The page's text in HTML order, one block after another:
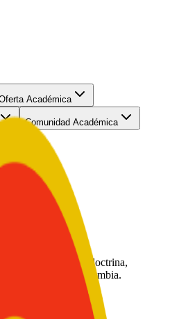
Académica
Comunidad Académica
Formación, doctrina,
al servicio de Colombia.